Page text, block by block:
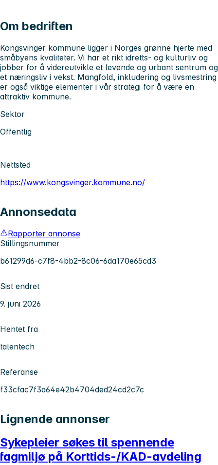
Om bedriften
Kongsvinger kommune ligger i Norges grønne hjerte med
småbyens kvaliteter. Vi har et rikt idretts- og kulturliv og
jobber for å videreutvikle et levende og urbant sentrum og
et næringsliv i vekst. Mangfold, inkludering og livsmestring
er også viktige elementer i vår strategi for å være en
attraktiv kommune.
Sektor
Offentlig
Nettsted
https://www.kongsvinger.kommune.no/
Annonsedata
Rapporter annonse
Stillingsnummer
b61299d6-c7f8-4bb2-8c06-6da170e65cd3
Sist endret
9. juni 2026
Hentet fra
talentech
Referanse
f33cfac7f3a64e42b4704ded24cd2c7c
Lignende annonser
Sykepleier søkes til spennende
fagmiljø på Korttids-/KAD-avdeling